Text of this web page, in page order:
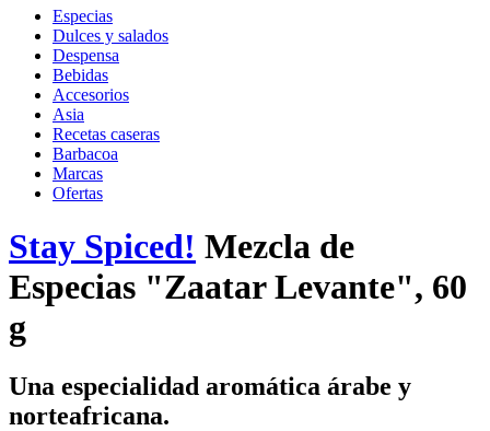
Especias
Dulces y salados
Despensa
Bebidas
Accesorios
Asia
Recetas caseras
Barbacoa
Marcas
Ofertas
Stay Spiced! Mezcla de
Especias "Zaatar Levante", 60
g
Una especialidad aromática árabe y
norteafricana.